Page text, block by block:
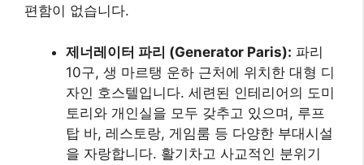
편함이 없습니다.
제너레이터 파리 (Generator Paris): 파리
10구, 생 마르탱 운하 근처에 위치한 대형 디
자인 호스텔입니다. 세련된 인테리어의 도미
토리와 개인실을 모두 갖추고 있으며, 루프
탑 바, 레스토랑, 게임룸 등 다양한 부대시설
을 자랑합니다. 활기차고 사교적인 분위기